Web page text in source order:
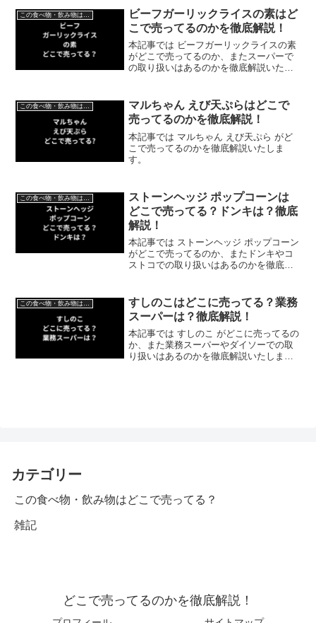
この食べ物・飲み物はどこで売ってる？
ビーフガーリックライスの素はど
こで売ってるのかを徹底解説！
本記事では ビーフガーリックライスの素
がどこで売ってるのか、またスーパーで
の取り扱いはあるのかを徹底解説いたし
この食べ物・飲み物はどこで売ってる？
マルちゃん えび天ぷらはどこで
売ってるのかを徹底解説！
本記事では マルちゃん えび天ぷら がど
こで売ってるのかを徹底解説いたしま
す。
ストーンヘッジ ポップコーンは
どこで売ってる？ドンキは？徹底
解説！
本記事では ストーンヘッジ ポップコーン
がどこで売ってるのか、またドンキやコ
ストコでの取り扱いはあるのかを徹底解
この食べ物・飲み物はどこで売ってる？
すしのこはどこに売ってる？業務
スーパーは？徹底解説！
本記事では すしのこ がどこに売ってるの
か、また業務スーパーやダイソーでの取
り扱いはあるのかを徹底解説いたしま
カテゴリー
この食べ物・飲み物はどこで売ってる？
雑記
どこで売ってるのかを徹底解説！